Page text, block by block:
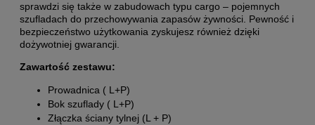
sprawdzi się także w zabudowach typu cargo – pojemnych
szufladach do przechowywania zapasów żywności. Pewność i
bezpieczeństwo użytkowania zyskujesz również dzięki
dożywotniej gwarancji.
Zawartość zestawu:
Prowadnica ( L+P)
Bok szuflady ( L+P)
Złączka ściany tylnej (L + P)